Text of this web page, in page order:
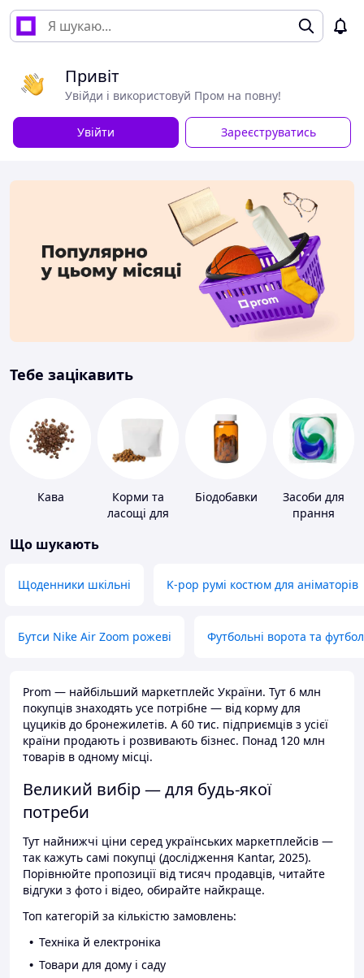
Привіт
Увійди і використовуй Пром на повну!
Увійти Зареєструватись
Тебе зацікавить
Кава
Корми та
ласощі для
Біодобавки
Засоби для
прання
Що шукають
Щоденники шкільні K-pop румі костюм для аніматорів
Бутси Nike Air Zoom рожеві Футбольні ворота та
Prom — найбільший маркетплейс України. Тут 6 млн
покупців знаходять усе потрібне — від корму для
цуциків до бронежилетів. А 60 тис. підприємців з усієї
країни продають і розвивають бізнес. Понад 120 млн
товарів в одному місці.
Великий вибір — для будь-якої
потреби
Тут найнижчі ціни серед українських маркетплейсів —
так кажуть самі покупці (дослідження Kantar, 2025).
Порівнюйте пропозиції від тисяч продавців, читайте
відгуки з фото і відео, обирайте найкраще.
Топ категорій за кількістю замовлень:
Техніка й електроніка
Товари для дому і саду